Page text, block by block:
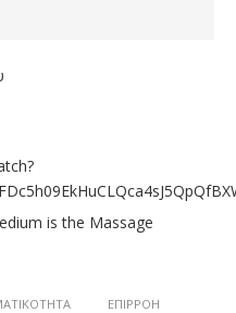
is the Massage
ΕΠΙΡΡΟΉ